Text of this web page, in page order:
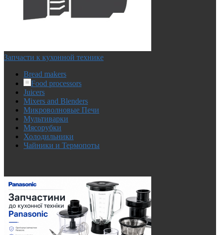
Запчасти к кухонной технике
Bread makers
Food processors
Juicers
Mixers and Blenders
Микроволновые Печи
Мультиварки
Мясорубки
Холодильники
Чайники и Термопоты